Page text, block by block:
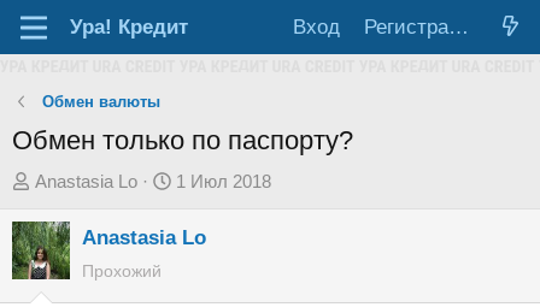
Ура! Кредит Вход Регистрация
Обмен валюты
Обмен только по паспорту?
А
т
о
р
Anastasia Lo
Д
т
1 Июл 2018
Anastasia Lo
Прохожий